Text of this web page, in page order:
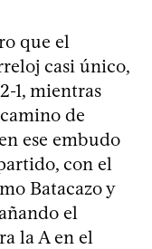
que el
casi único,
1, mientras
de
ese embudo
con el
Batacazo y
el
la A en el